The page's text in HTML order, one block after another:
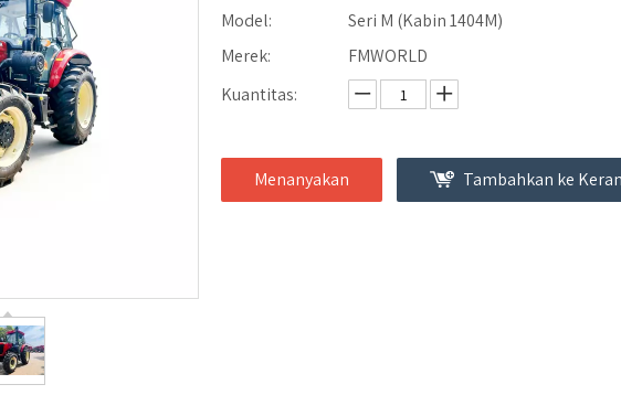
Model:
Seri M (Kabin 1404M)
Merek:
FMWORLD
Kuantitas:
Menanyakan Tambahkan ke